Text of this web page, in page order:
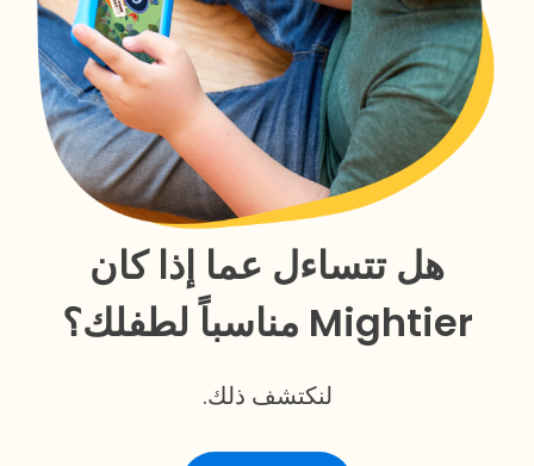
هل تتساءل عما إذا كان
Mightier مناسباً لطفلك؟
لنكتشف ذلك.